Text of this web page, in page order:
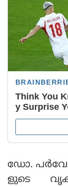
ഡോ.
ളുടെ